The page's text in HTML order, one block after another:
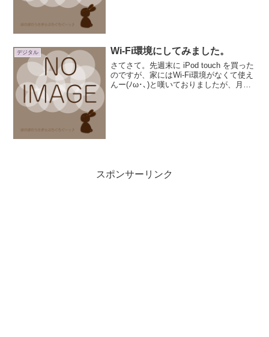
デジタル Wi-Fi環境にしてみました。
さてさて。先週末に iPod touch を買った
のですが、家にはWi-Fi環境がなくて使え
んー(ﾉω･､)と嘆いておりましたが、月曜
スポンサーリンク